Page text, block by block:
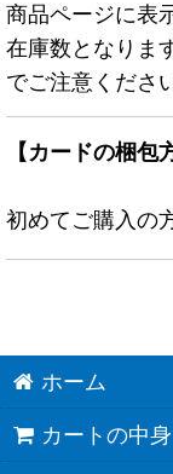
商品ページに表
在庫数となりま
でご注意くださ
【カードの梱包
初めてご購入の
ホーム
カートの中身